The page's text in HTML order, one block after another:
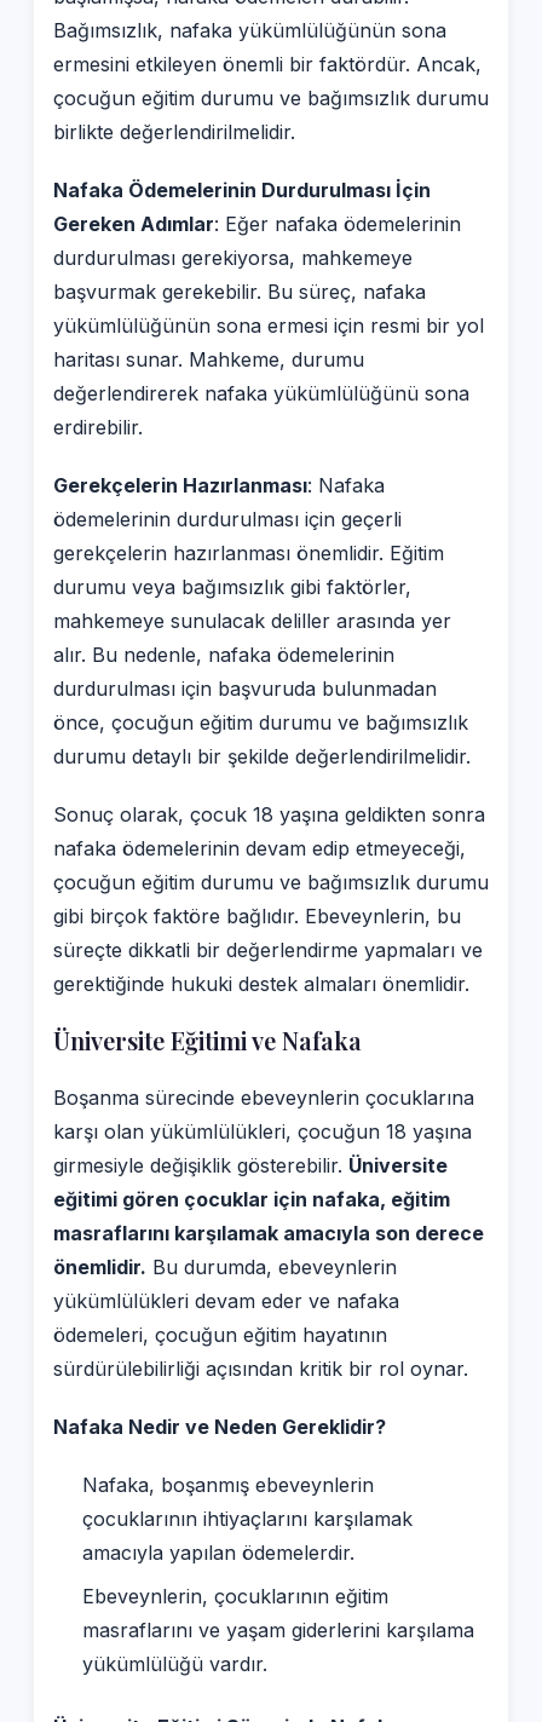
Bağımsızlık, nafaka yükümlülüğünün sona
ermesini etkileyen önemli bir faktördür. Ancak,
çocuğun eğitim durumu ve bağımsızlık durumu
birlikte değerlendirilmelidir.
Nafaka Ödemelerinin Durdurulması İçin
Gereken Adımlar: Eğer nafaka ödemelerinin
durdurulması gerekiyorsa, mahkemeye
başvurmak gerekebilir. Bu süreç, nafaka
yükümlülüğünün sona ermesi için resmi bir yol
haritası sunar. Mahkeme, durumu
değerlendirerek nafaka yükümlülüğünü sona
erdirebilir.
Gerekçelerin Hazırlanması: Nafaka
ödemelerinin durdurulması için geçerli
gerekçelerin hazırlanması önemlidir. Eğitim
durumu veya bağımsızlık gibi faktörler,
mahkemeye sunulacak deliller arasında yer
alır. Bu nedenle, nafaka ödemelerinin
durdurulması için başvuruda bulunmadan
önce, çocuğun eğitim durumu ve bağımsızlık
durumu detaylı bir şekilde değerlendirilmelidir.
Sonuç olarak, çocuk 18 yaşına geldikten sonra
nafaka ödemelerinin devam edip etmeyeceği,
çocuğun eğitim durumu ve bağımsızlık durumu
gibi birçok faktöre bağlıdır. Ebeveynlerin, bu
süreçte dikkatli bir değerlendirme yapmaları ve
gerektiğinde hukuki destek almaları önemlidir.
Üniversite Eğitimi ve Nafaka
Boşanma sürecinde ebeveynlerin çocuklarına
karşı olan yükümlülükleri, çocuğun 18 yaşına
girmesiyle değişiklik gösterebilir. Üniversite
eğitimi gören çocuklar için nafaka, eğitim
masraflarını karşılamak amacıyla son derece
önemlidir. Bu durumda, ebeveynlerin
yükümlülükleri devam eder ve nafaka
ödemeleri, çocuğun eğitim hayatının
sürdürülebilirliği açısından kritik bir rol oynar.
Nafaka Nedir ve Neden Gereklidir?
Nafaka, boşanmış ebeveynlerin
çocuklarının ihtiyaçlarını karşılamak
amacıyla yapılan ödemelerdir.
Ebeveynlerin, çocuklarının eğitim
masraflarını ve yaşam giderlerini karşılama
yükümlülüğü vardır.